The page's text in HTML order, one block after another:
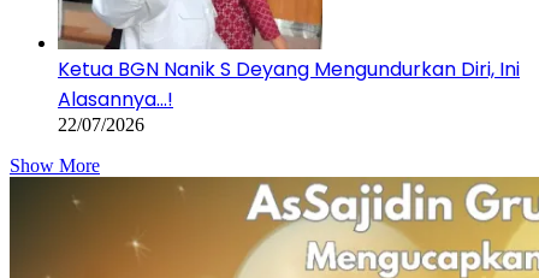
Ketua BGN Nanik S Deyang Mengundurkan Diri, Ini
Alasannya…!
22/07/2026
Show More